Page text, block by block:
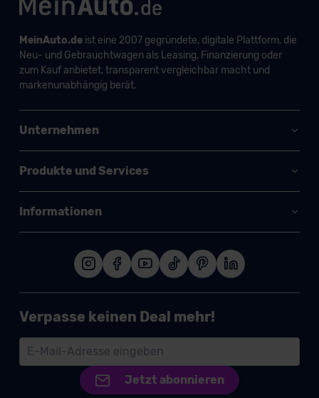
MeinAuto.deist eine 2007 gegründete, digitale Plattform, die
Neu- und Gebrauchtwagen als Leasing, Finanzierung oder
zum Kauf anbietet, transparent vergleichbar macht und
markenunabhängig berät.
Unternehmen
Produkte und Services
Informationen
Verpasse keinen Deal mehr!
Jetzt abonnieren